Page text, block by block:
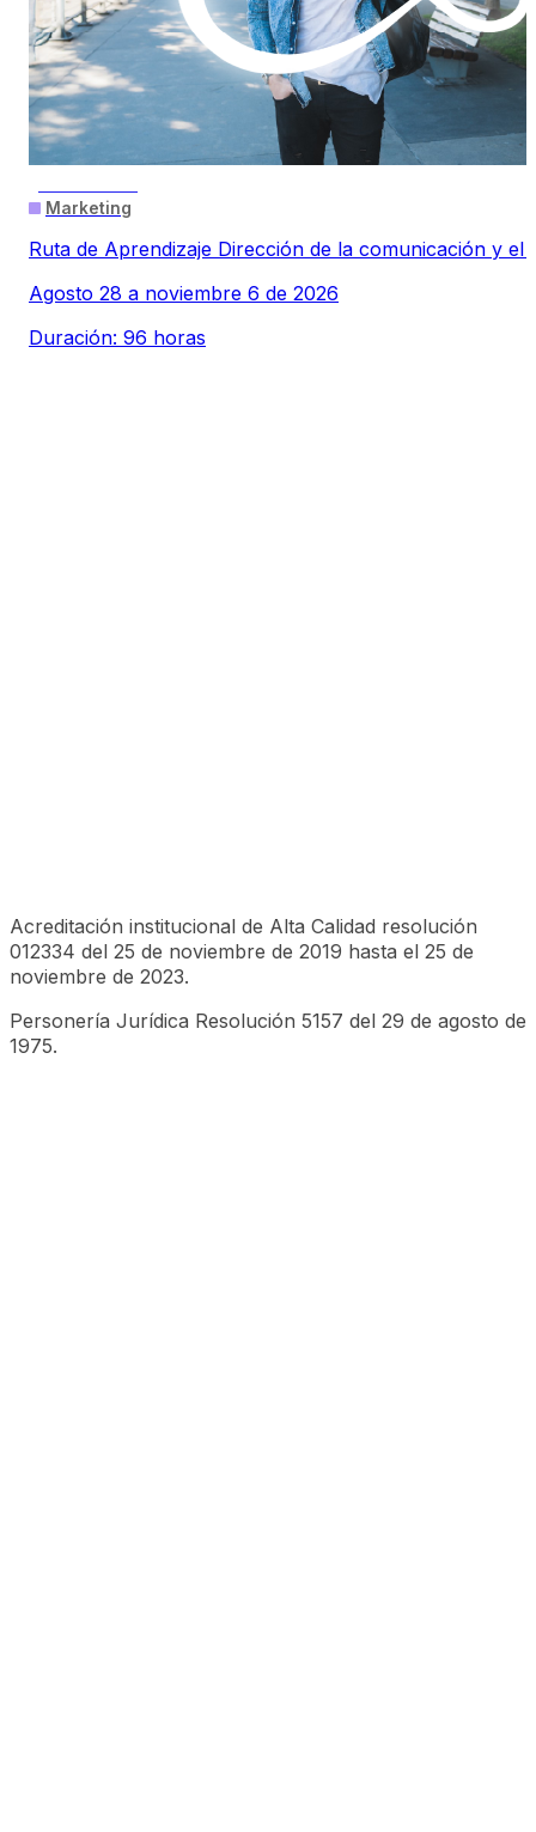
Marketing
Ruta de Aprendizaje Dirección de la comunicación y el
Agosto 28 a noviembre 6 de 2026
Duración: 96 horas
Acreditación institucional de Alta Calidad resolución
012334 del 25 de noviembre de 2019 hasta el 25 de
noviembre de 2023.
Personería Jurídica Resolución 5157 del 29 de agosto de
1975.